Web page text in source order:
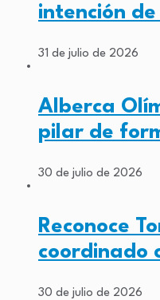
intención
31 de julio de 2026
Alberca
pilar de
30 de julio de 2026
Reconoce
coordinado
30 de julio de 2026